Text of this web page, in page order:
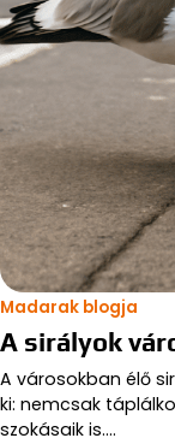
Madarak blogja
A sirályok
A városokban élő
ki: nemcsak
szokásaik is.…